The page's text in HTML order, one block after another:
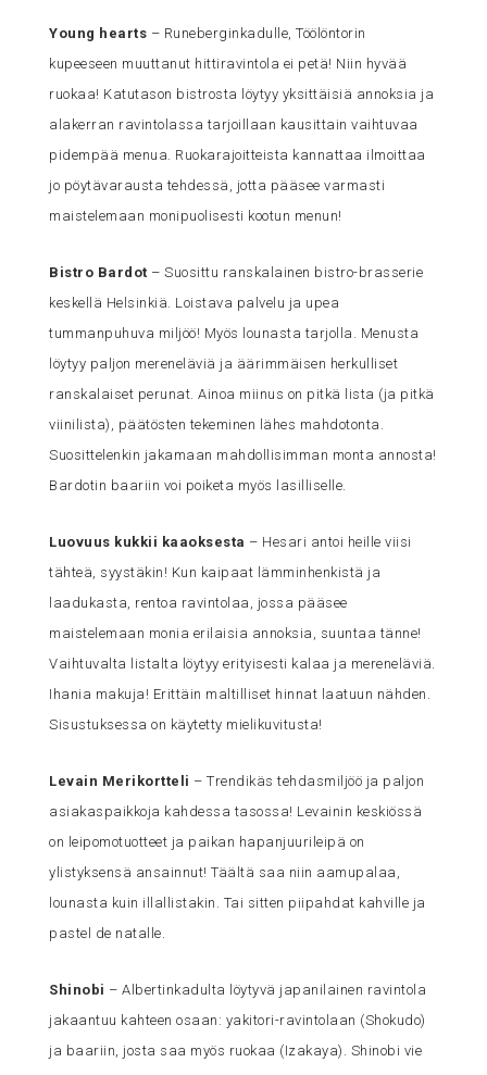
Young hearts – Runeberginkadulle, Töölöntorin
kupeeseen muuttanut hittiravintola ei petä! Niin hyvää
ruokaa! Katutason bistrosta löytyy yksittäisiä annoksia ja
alakerran ravintolassa tarjoillaan kausittain vaihtuvaa
pidempää menua. Ruokarajoitteista kannattaa ilmoittaa
jo pöytävarausta tehdessä, jotta pääsee varmasti
maistelemaan monipuolisesti kootun menun!
Bistro Bardot – Suosittu ranskalainen bistro-brasserie
keskellä Helsinkiä. Loistava palvelu ja upea
tummanpuhuva miljöö! Myös lounasta tarjolla. Menusta
löytyy paljon mereneläviä ja äärimmäisen herkulliset
ranskalaiset perunat. Ainoa miinus on pitkä lista (ja pitkä
viinilista), päätösten tekeminen lähes mahdotonta.
Suosittelenkin jakamaan mahdollisimman monta annosta!
Bardotin baariin voi poiketa myös lasilliselle.
Luovuus kukkii kaaoksesta – Hesari antoi heille viisi
tähteä, syystäkin! Kun kaipaat lämminhenkistä ja
laadukasta, rentoa ravintolaa, jossa pääsee
maistelemaan monia erilaisia annoksia, suuntaa tänne!
Vaihtuvalta listalta löytyy erityisesti kalaa ja mereneläviä.
Ihania makuja! Erittäin maltilliset hinnat laatuun nähden.
Sisustuksessa on käytetty mielikuvitusta!
Levain Merikortteli – Trendikäs tehdasmiljöö ja paljon
asiakaspaikkoja kahdessa tasossa! Levainin keskiössä
on leipomotuotteet ja paikan hapanjuurileipä on
ylistyksensä ansainnut! Täältä saa niin aamupalaa,
lounasta kuin illallistakin. Tai sitten piipahdat kahville ja
pastel de natalle.
Shinobi – Albertinkadulta löytyvä japanilainen ravintola
jakaantuu kahteen osaan: yakitori-ravintolaan (Shokudo)
ja baariin, josta saa myös ruokaa (Izakaya). Shinobi vie